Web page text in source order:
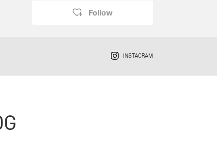
Follow
INSTAGRAM